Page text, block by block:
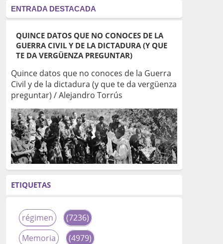
ENTRADA DESTACADA
QUINCE DATOS QUE NO CONOCES DE LA
GUERRA CIVIL Y DE LA DICTADURA (Y QUE
TE DA VERGÜENZA PREGUNTAR)
Quince datos que no conoces de la Guerra
Civil y de la dictadura (y que te da vergüenza
preguntar) / Alejandro Torrús
ETIQUETAS
régimen
(7236)
Memoria
(4979)